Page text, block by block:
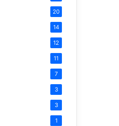
20
14
12
11
7
3
3
1